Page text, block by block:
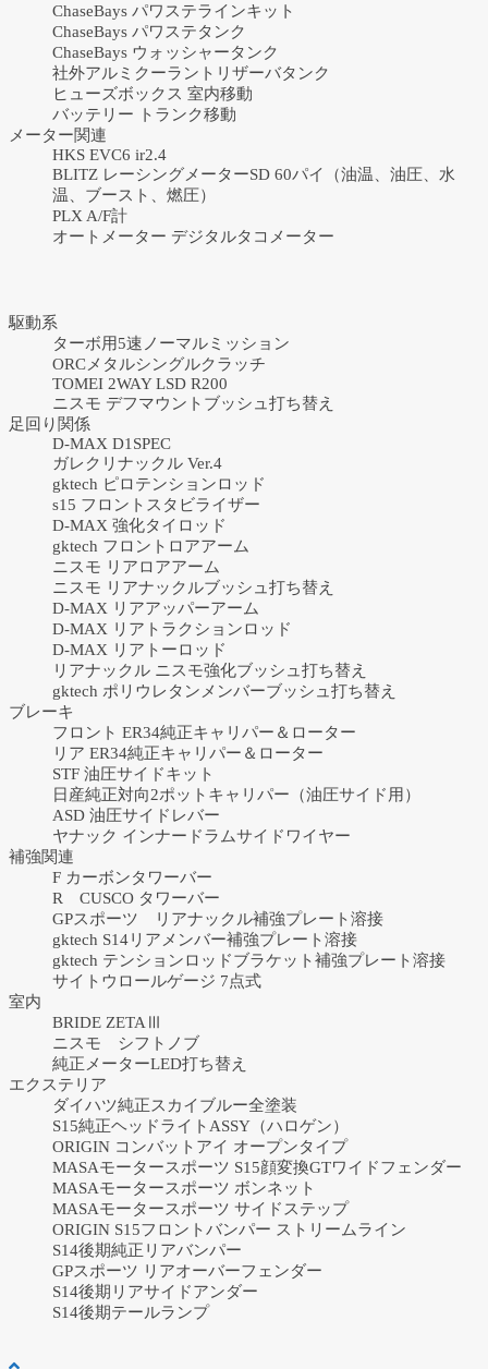
ChaseBays パワステラインキット
ChaseBays パワステタンク
ChaseBays ウォッシャータンク
社外アルミクーラントリザーバタンク
ヒューズボックス 室内移動
バッテリー トランク移動
メーター関連
HKS EVC6 ir2.4
BLITZ レーシングメーターSD 60パイ（油温、油圧、水
温、ブースト、燃圧）
PLX A/F計
オートメーター デジタルタコメーター
駆動系
ターボ用5速ノーマルミッション
ORCメタルシングルクラッチ
TOMEI 2WAY LSD R200
ニスモ デフマウントブッシュ打ち替え
足回り関係
D-MAX D1SPEC
ガレクリナックル Ver.4
gktech ピロテンションロッド
s15 フロントスタビライザー
D-MAX 強化タイロッド
gktech フロントロアアーム
ニスモ リアロアアーム
ニスモ リアナックルブッシュ打ち替え
D-MAX リアアッパーアーム
D-MAX リアトラクションロッド
D-MAX リアトーロッド
リアナックル ニスモ強化ブッシュ打ち替え
gktech ポリウレタンメンバーブッシュ打ち替え
ブレーキ
フロント ER34純正キャリパー＆ローター
リア ER34純正キャリパー＆ローター
STF 油圧サイドキット
日産純正対向2ポットキャリパー（油圧サイド用）
ASD 油圧サイドレバー
ヤナック インナードラムサイドワイヤー
補強関連
F カーボンタワーバー
R CUSCO タワーバー
GPスポーツ リアナックル補強プレート溶接
gktech S14リアメンバー補強プレート溶接
gktech テンションロッドブラケット補強プレート溶接
サイトウロールゲージ 7点式
室内
BRIDE ZETAⅢ
ニスモ シフトノブ
純正メーターLED打ち替え
エクステリア
ダイハツ純正スカイブルー全塗装
S15純正ヘッドライトASSY（ハロゲン）
ORIGIN コンバットアイ オープンタイプ
MASAモータースポーツ S15顔変換GTワイドフェンダー
MASAモータースポーツ ボンネット
MASAモータースポーツ サイドステップ
ORIGIN S15フロントバンパー ストリームライン
S14後期純正リアバンパー
GPスポーツ リアオーバーフェンダー
S14後期リアサイドアンダー
S14後期テールランプ